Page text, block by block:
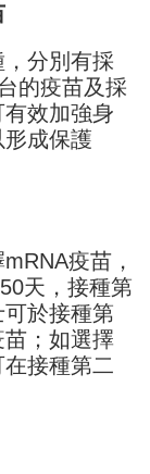
分別有採
的疫苗及採
效加強身
成保護
疫苗，
天，接種第
於接種第
；如選擇
接種第二